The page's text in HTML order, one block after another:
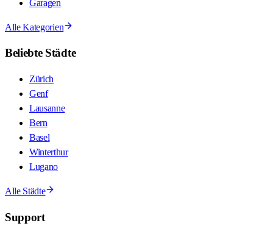
Garagen
Alle Kategorien
Beliebte Städte
Zürich
Genf
Lausanne
Bern
Basel
Winterthur
Lugano
Alle Städte
Support